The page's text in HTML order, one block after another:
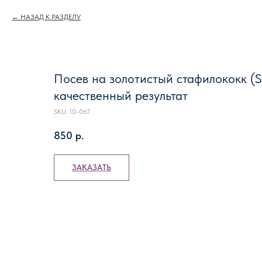
НАЗАД К РАЗДЕЛУ
Посев на золотистый стафилококк
качественный результат
SKU: 10-067
850 р.
ЗАКАЗАТЬ